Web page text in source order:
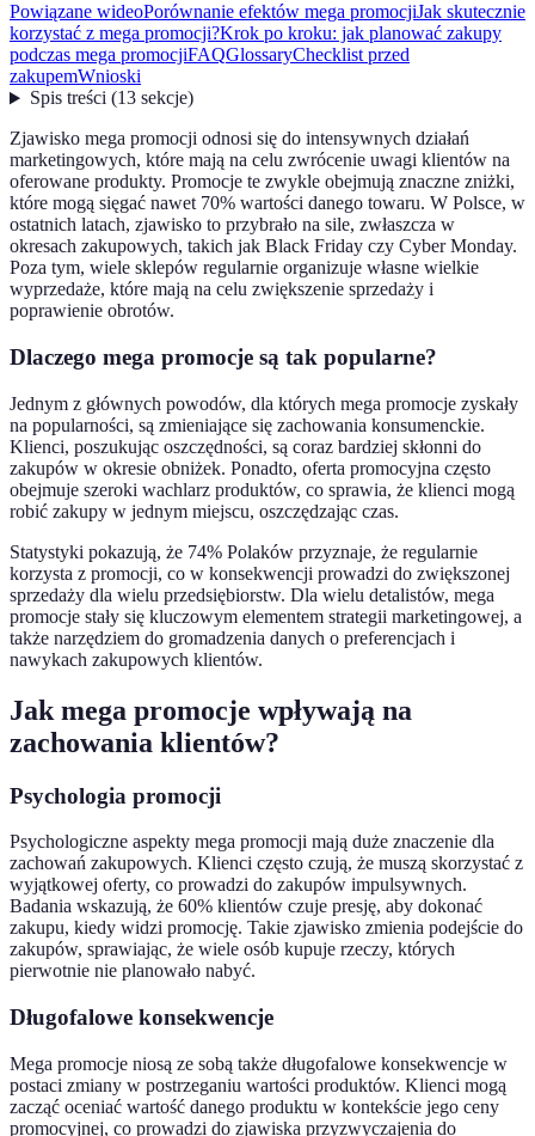
Powiązane wideoPorównanie efektów mega promocjiJak skutecznie
korzystać z mega promocji?Krok po kroku: jak planować zakupy
podczas mega promocjiFAQGlossaryChecklist przed
zakupemWnioski
Spis treści(13 sekcje)
Zjawisko mega promocji odnosi się do intensywnych działań
marketingowych, które mają na celu zwrócenie uwagi klientów na
oferowane produkty. Promocje te zwykle obejmują znaczne zniżki,
które mogą sięgać nawet 70% wartości danego towaru. W Polsce, w
ostatnich latach, zjawisko to przybrało na sile, zwłaszcza w
okresach zakupowych, takich jak Black Friday czy Cyber Monday.
Poza tym, wiele sklepów regularnie organizuje własne wielkie
wyprzedaże, które mają na celu zwiększenie sprzedaży i
poprawienie obrotów.
Dlaczego mega promocje są tak popularne?
Jednym z głównych powodów, dla których mega promocje zyskały
na popularności, są zmieniające się zachowania konsumenckie.
Klienci, poszukując oszczędności, są coraz bardziej skłonni do
zakupów w okresie obniżek. Ponadto, oferta promocyjna często
obejmuje szeroki wachlarz produktów, co sprawia, że klienci mogą
robić zakupy w jednym miejscu, oszczędzając czas.
Statystyki pokazują, że 74% Polaków przyznaje, że regularnie
korzysta z promocji, co w konsekwencji prowadzi do zwiększonej
sprzedaży dla wielu przedsiębiorstw. Dla wielu detalistów, mega
promocje stały się kluczowym elementem strategii marketingowej, a
także narzędziem do gromadzenia danych o preferencjach i
nawykach zakupowych klientów.
Jak mega promocje wpływają na
zachowania klientów?
Psychologia promocji
Psychologiczne aspekty mega promocji mają duże znaczenie dla
zachowań zakupowych. Klienci często czują, że muszą skorzystać z
wyjątkowej oferty, co prowadzi do zakupów impulsywnych.
Badania wskazują, że 60% klientów czuje presję, aby dokonać
zakupu, kiedy widzi promocję. Takie zjawisko zmienia podejście do
zakupów, sprawiając, że wiele osób kupuje rzeczy, których
pierwotnie nie planowało nabyć.
Długofalowe konsekwencje
Mega promocje niosą ze sobą także długofalowe konsekwencje w
postaci zmiany w postrzeganiu wartości produktów. Klienci mogą
zacząć oceniać wartość danego produktu w kontekście jego ceny
promocyjnej, co prowadzi do zjawiska przyzwyczajenia do